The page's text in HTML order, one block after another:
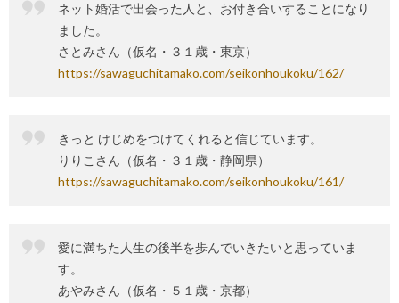
ネット婚活で出会った人と、お付き合いすることになり
ました。
さとみさん（仮名・３１歳・東京）
https://sawaguchitamako.com/seikonhoukoku/162/
きっと けじめをつけてくれると信じています。
りりこさん（仮名・３１歳・静岡県）
https://sawaguchitamako.com/seikonhoukoku/161/
愛に満ちた人生の後半を歩んでいきたいと思っていま
す。
あやみさん（仮名・５１歳・京都）